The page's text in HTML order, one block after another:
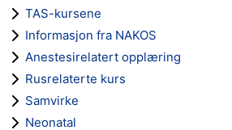
TAS-kursene
Informasjon fra NAKOS
Anestesirelatert opplæring
Rusrelaterte kurs
Samvirke
Neonatal